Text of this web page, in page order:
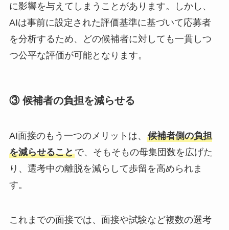
に影響を与えてしまうことがあります。しかし、
AIは事前に設定された評価基準に基づいて応募者
を分析するため、どの候補者に対しても一貫しつ
つ公平な評価が可能となります。
③ 候補者の負担を減らせる
AI面接のもう一つのメリットは、 候補者側の負担
を減らせることで、そもそもの母集団数を広げた
り、選考中の離脱を減らして歩留を高められま
す。
これまでの面接では、面接や試験など複数の選考